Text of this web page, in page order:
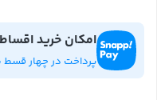
امکان خرید
پرداخت در چهار قسط